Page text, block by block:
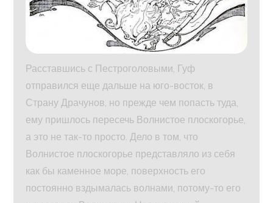
Расставшись с Пестроголовыми, Гуф
отправился еще дальше на юго-восток, в
Страну Драчунов, но прежде чем попасть туда,
ему пришлось пересечь Волнистое плоскогорье,
а это не так-то просто. Дело в том, что
Волнистое плоскогорье представляло из себя
как бы каменное море, поверхность его
постоянно вздымалась волнами, потому-то его